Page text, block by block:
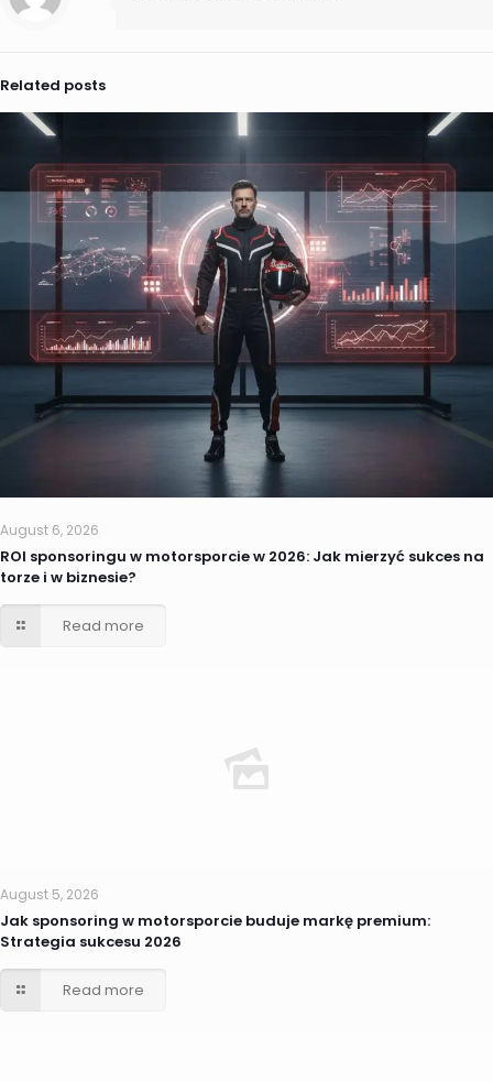
Related posts
August 6, 2026
ROI sponsoringu w motorsporcie w 2026: Jak mierzyć sukces na
torze i w biznesie?
Read more
August 5, 2026
Jak sponsoring w motorsporcie buduje markę premium:
Strategia sukcesu 2026
Read more